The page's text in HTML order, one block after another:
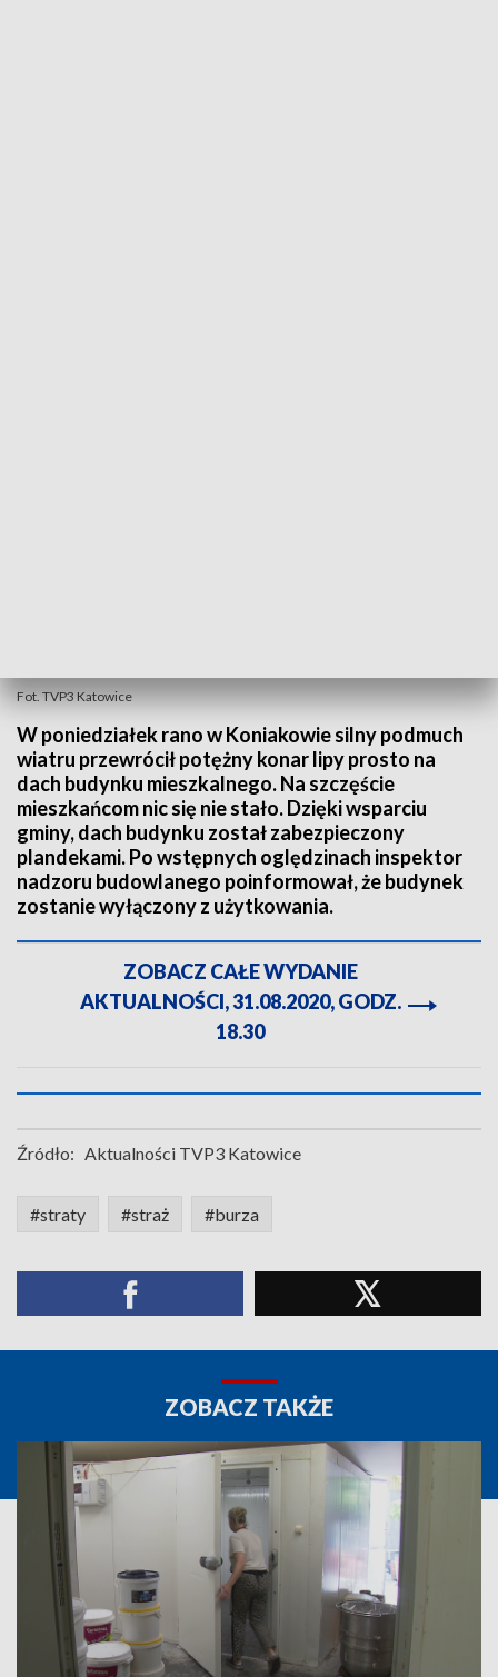
Fot. TVP3 Katowice
W poniedziałek rano w Koniakowie silny podmuch
wiatru przewrócił potężny konar lipy prosto na
dach budynku mieszkalnego. Na szczęście
mieszkańcom nic się nie stało. Dzięki wsparciu
gminy, dach budynku został zabezpieczony
plandekami. Po wstępnych oględzinach inspektor
nadzoru budowlanego poinformował, że budynek
zostanie wyłączony z użytkowania.
ZOBACZ CAŁE WYDANIE
AKTUALNOŚCI, 31.08.2020, GODZ.
18.30
Źródło: Aktualności TVP3 Katowice
#straty #straż #burza
ZOBACZ TAKŻE